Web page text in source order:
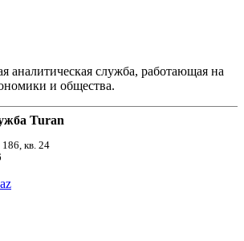
аналитическая служба, работающая на
и общества.
Turan
кв. 24